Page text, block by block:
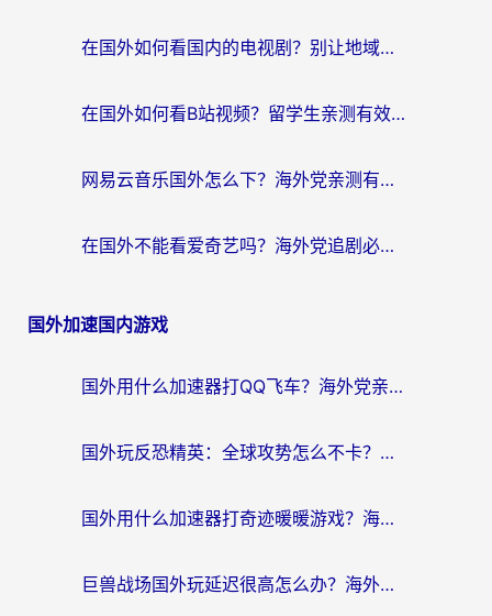
在国外如何看国内的电视剧？别让地域限制成为追剧路上的绊脚石
在国外如何看B站视频？留学生亲测有效的回国加速器选择指南
网易云音乐国外怎么下？海外党亲测有效的回国加速器指南
在国外不能看爱奇艺吗？海外党追剧必看的回国加速器选择指南
国外加速国内游戏
国外用什么加速器打QQ飞车？海外党亲测有效的国服游戏加速指南
国外玩反恐精英：全球攻势怎么不卡？老玩家亲测的加速器选择指南
国外用什么加速器打奇迹暖暖游戏？海外党国服手游畅玩全攻略（附3款热门游戏实测）
巨兽战场国外玩延迟很高怎么办？海外党亲测的国服游戏加速解决方案